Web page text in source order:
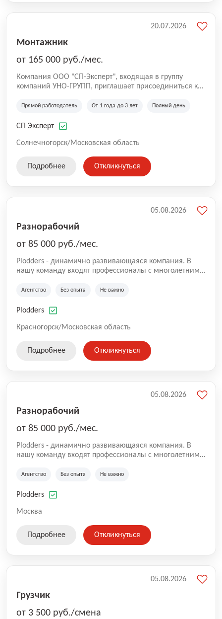
Монтажник
от 165 000 руб./мес.
Компания ООО "СП-Эксперт", входящая в группу
компаний УНО-ГРУПП, приглашает присоединиться к
работаем на рынке с 2005 года и оказываем комплекс
зданий из гибридных модульных блоков свободной
гибридно-модульного строительства.
Прямой работодатель От 1 года до 3 лет Полный день
СП Эксперт
Солнечногорск/Московская область
20.07.2026
Подробнее Откликнуться
Разнорабочий
от 85 000 руб./мес.
Plodders - динамично развивающаяся компания. В
нашу команду входят профессионалы с многолетним
на рынке аутсорсинга, а накопленный опыт позволяют
оказываемых услуг.
Агентство Без опыта Не важно
Plodders
Красногорск/Московская область
05.08.2026
Подробнее Откликнуться
Разнорабочий
от 85 000 руб./мес.
Plodders - динамично развивающаяся компания. В
нашу команду входят профессионалы с многолетним
на рынке аутсорсинга, а накопленный опыт позволяют
оказываемых услуг.
Агентство Без опыта Не важно
Plodders
Москва
05.08.2026
Подробнее Откликнуться
Грузчик
от 3 500 руб./смена
05.08.2026